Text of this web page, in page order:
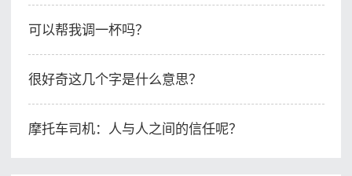
可以帮我调一杯吗？
很好奇这几个字是什么意思？
摩托车司机：人与人之间的信任呢？